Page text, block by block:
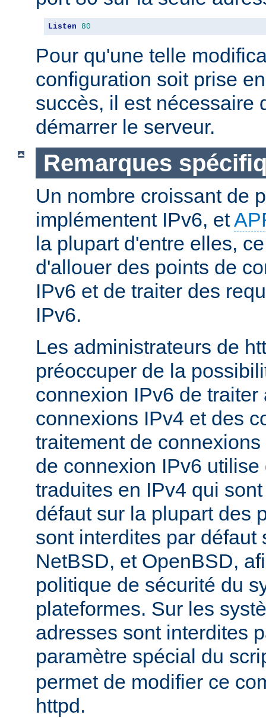
Listen 80
Pour qu'une telle
configuration soit prise
succès, il est nécessaire
démarrer le serveur.
Remarques
Un nombre croissant de
implémentent IPv6, et
la plupart d'entre elles,
d'allouer des points de
IPv6 et de traiter des
IPv6.
Les administrateurs de
préoccuper de la
connexion IPv6 de traiter
connexions IPv4 et des
traitement de
de connexion IPv6
traduites en IPv4 qui
défaut sur la plupart des
sont interdites par défaut
NetBSD, et OpenBSD,
politique de sécurité du
plateformes. Sur les
adresses sont interdites
paramètre spécial du
permet de modifier ce
httpd.